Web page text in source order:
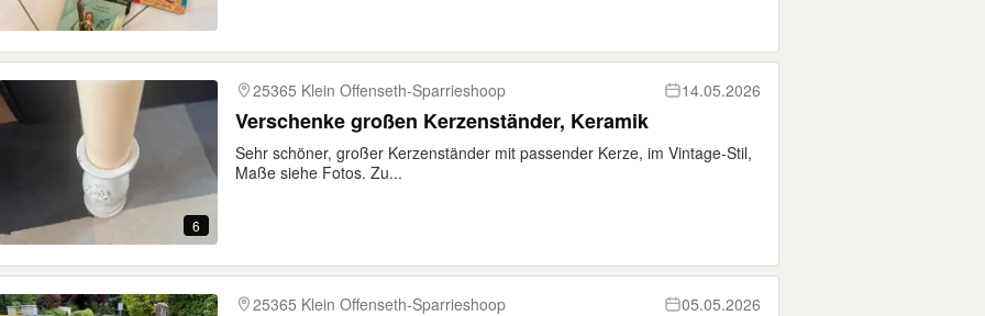
6
25365 Klein Offenseth-Sparrieshoop 14.05.2026
Verschenke großen Kerzenständer, Keramik
Sehr schöner, großer Kerzenständer mit passender Kerze, im Vintage-Stil,
Maße siehe Fotos. Zu...
25365 Klein Offenseth-Sparrieshoop 05.05.2026